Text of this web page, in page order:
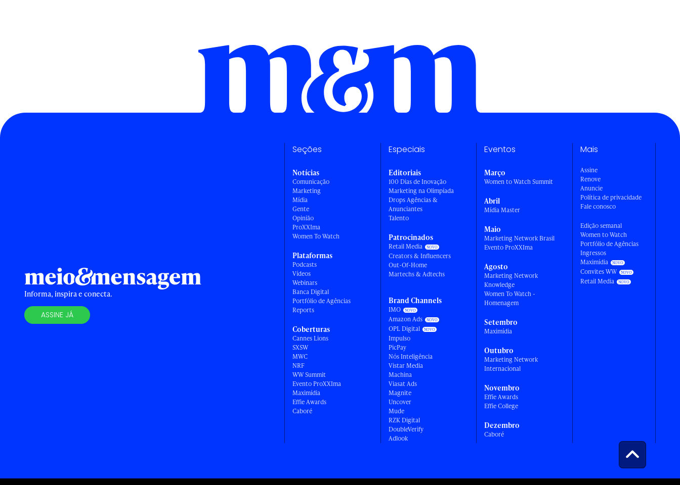
Informa, inspira e conecta.
ASSINE JÁ
Seções
Notícias
Comunicação
Marketing
Mídia
Gente
Opinião
ProXXIma
Women To Watch
Plataformas
Podcasts
Vídeos
Webinars
Banca Digital
Portfólio de Agências
Reports
Coberturas
Cannes Lions
SXSW
MWC
NRF
WW Summit
Evento ProXXIma
Maximídia
Effie Awards
Caboré
Especiais
Editoriais
100 Dias de Inovação
Marketing na Olimpíada
Drops Agências &
Anunciantes
Talento
Patrocinados
Retail Media
Creators & Influencers
Out-Of-Home
Martechs & Adtechs
Brand Channels
IMO
Amazon Ads
OPL Digital
Impulso
PicPay
Nós Inteligência
Vistar Media
Machina
Viasat Ads
Magnite
Uncover
Mude
RZK Digital
DoubleVerify
Adlook
Eventos
Março
Women to Watch Summit
Abril
Mídia Master
Maio
Marketing Network Brasil
Evento ProXXIma
Agosto
Marketing Network
Knowledge
Women To Watch -
Homenagem
Setembro
Maximídia
Outubro
Marketing Network
Internacional
Novembro
Effie Awards
Effie College
Dezembro
Caboré
Mais
Assine
Renove
Anuncie
Política de privacidade
Fale conosco
Edição semanal
Women to Watch
Portfólio de Agências
Ingressos
Maximídia
Convites WW
Retail Media